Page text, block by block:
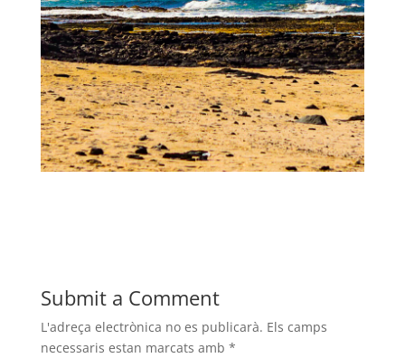
Submit a Comment
L'adreça electrònica no es publicarà. Els camps
necessaris estan marcats amb *